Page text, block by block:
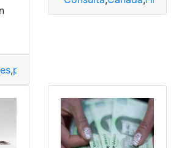
,policiales